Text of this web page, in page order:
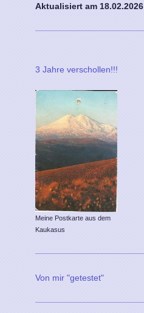
Aktualisiert am 18.02.2026
3 Jahre verschollen!!!
Meine Postkarte aus dem
Kaukasus
Von mir "getestet"